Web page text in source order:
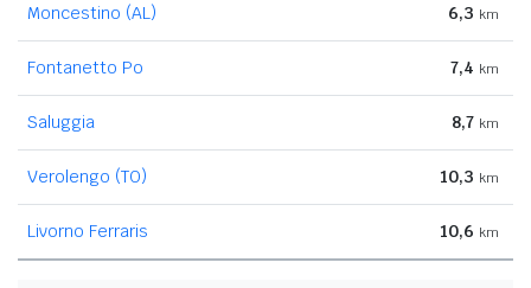
Moncestino (AL) 6,3 km
Fontanetto Po 7,4 km
Saluggia 8,7 km
Verolengo (TO) 10,3 km
Livorno Ferraris 10,6 km